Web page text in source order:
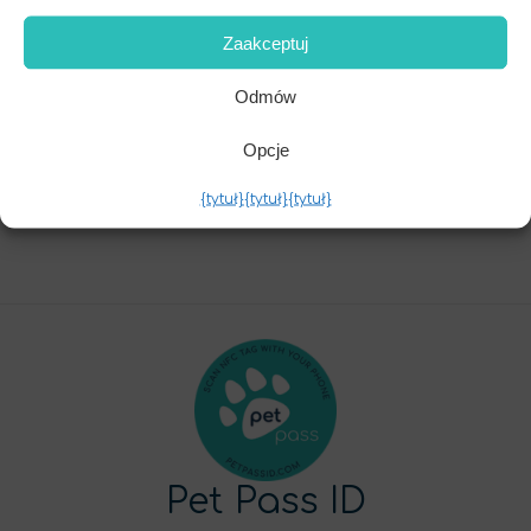
Zaakceptuj
Odmów
Opcje
{tytuł}{tytuł}{tytuł}
Subskrybuj
Pet Pass ID